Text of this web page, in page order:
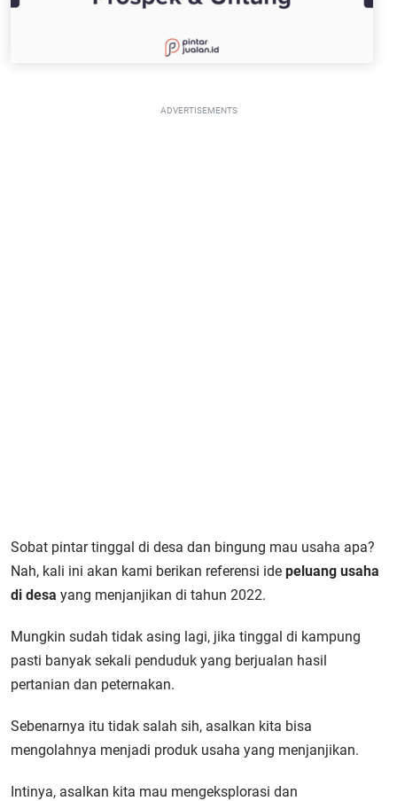
ADVERTISEMENTS
Sobat pintar tinggal di desa dan bingung mau usaha apa?
Nah, kali ini akan kami berikan referensi ide peluang usaha
di desa yang menjanjikan di tahun 2022.
Mungkin sudah tidak asing lagi, jika tinggal di kampung
pasti banyak sekali penduduk yang berjualan hasil
pertanian dan peternakan.
Sebenarnya itu tidak salah sih, asalkan kita bisa
mengolahnya menjadi produk usaha yang menjanjikan.
Intinya, asalkan kita mau mengeksplorasi dan